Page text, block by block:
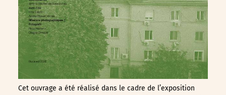
Cet ouvrage a été réalisé dans le cadre de l’exposition